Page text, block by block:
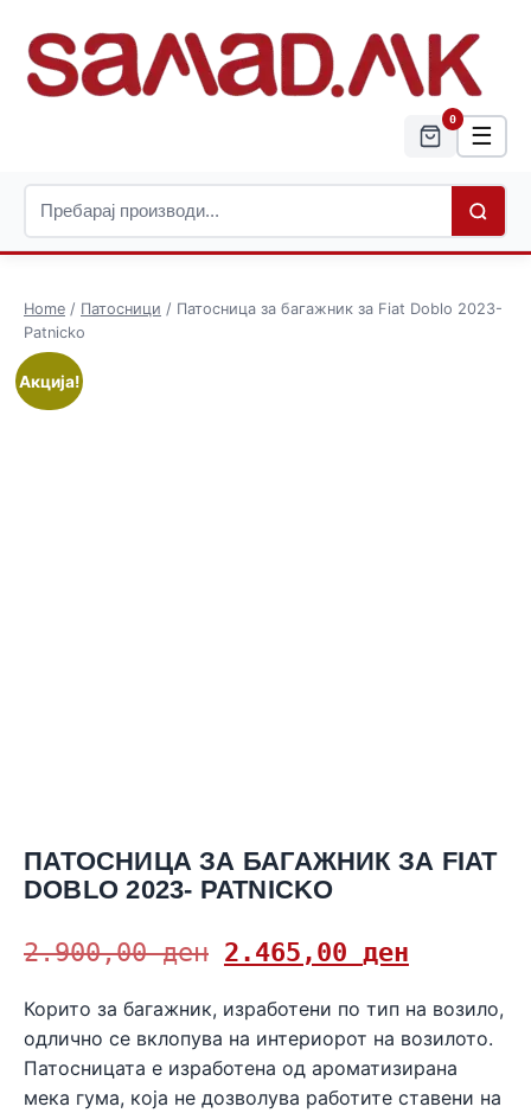
0
☰
Home / Патосници / Патосница за багажник за Fiat Doblo 2023-
Patnicko
Акција!
ПАТОСНИЦА ЗА БАГАЖНИК ЗА FIAT
DOBLO 2023- PATNICKO
2.900,00ден 2.465,00 ден
Корито за багажник, изработени по тип на возило,
одлично се вклопува на интериорот на возилото.
Патосницата е изработена од ароматизирана
мека гума, која не дозволува работите ставени на